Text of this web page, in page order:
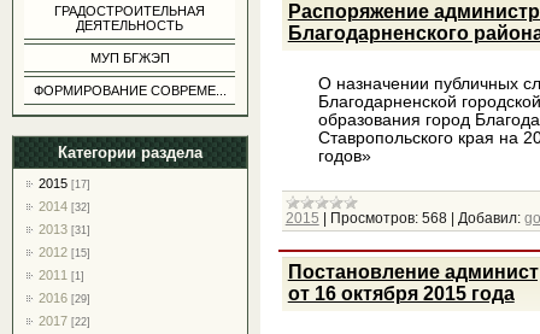
ГРАДОСТРОИТЕЛЬНАЯ
ДЕЯТЕЛЬНОСТЬ
МУП БГЖЭП
ФОРМИРОВАНИЕ СОВРЕМЕ...
Категории раздела
2015 [17]
2014 [32]
2013 [31]
2012 [15]
2011 [1]
2016 [29]
2017 [22]
Распоряжение
Благодарненского
О назначении публичных
Благодарненской
образования город
Ставропольского края на
годов»
2015 Просмотров: 568| Добавил:
Постановление
от 16 октября 2015 года